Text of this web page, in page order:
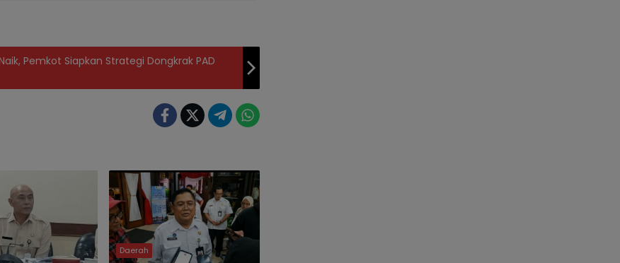
Pemkot Siapkan Strategi Dongkrak PAD
Daerah